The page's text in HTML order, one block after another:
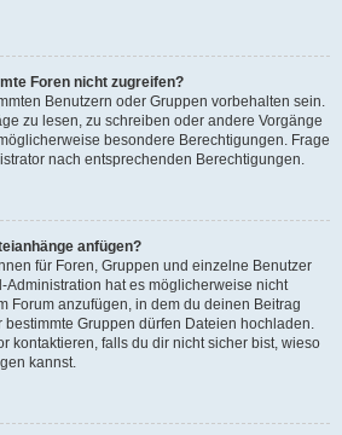
Foren nicht zugreifen?
Benutzern oder Gruppen vorbehalten sein.
zu lesen, zu schreiben oder andere Vorgänge
besondere Berechtigungen. Frage
nach entsprechenden Berechtigungen.
anfügen?
für Foren, Gruppen und einzelne Benutzer
hat es möglicherweise nicht
Forum anzufügen, in dem du deinen Beitrag
bestimmte Gruppen dürfen Dateien hochladen.
kontaktieren, falls du dir nicht sicher bist, wieso
kannst.